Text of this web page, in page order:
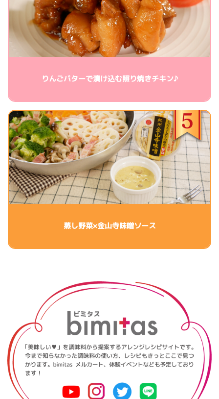
りんごバターで漬け込む照り焼きチキン♪
蒸し野菜×金山寺味噌ソース